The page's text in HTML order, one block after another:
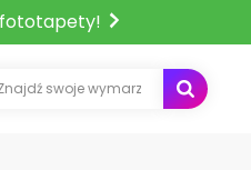
fototapety!